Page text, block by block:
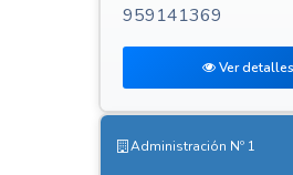
959141369
Ver detalles
Administración Nº 1